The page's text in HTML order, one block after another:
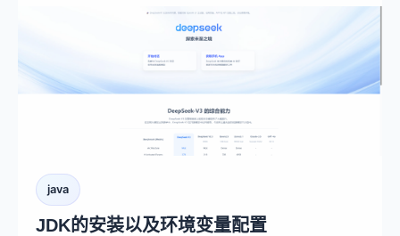
件，每个组件都在Java开发过程中扮演着特定的角色 。
java
JDK的安装以及环境变量配置